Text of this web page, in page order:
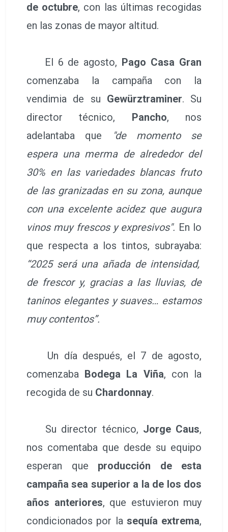
de octubre, con las últimas recogidas
en las zonas de mayor altitud.
El 6 de agosto, Pago Casa Gran
comenzaba la campaña con la
vendimia de su Gewürztraminer. Su
director técnico, Pancho, nos
adelantaba que "de momento se
espera una merma de alrededor del
30% en las variedades blancas fruto
de las granizadas en su zona, aunque
con una excelente acidez que augura
vinos muy frescos y expresivos". En lo
que respecta a los tintos, subrayaba:
“2025 será una añada de intensidad,
de frescor y, gracias a las lluvias, de
taninos elegantes y suaves… estamos
muy contentos”.
Un día después, el 7 de agosto,
comenzaba Bodega La Viña, con la
recogida de su Chardonnay.
Su director técnico, Jorge Caus,
nos comentaba que desde su equipo
esperan que producción de esta
campaña sea superior a la de los dos
años anteriores, que estuvieron muy
condicionados por la sequía extrema,